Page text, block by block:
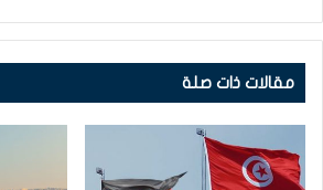
مقالات ذات صلة